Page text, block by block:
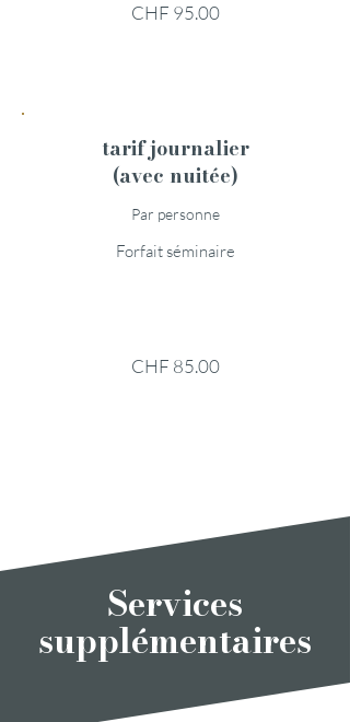
CHF 95.00
tarif journalier
(avec nuitée)
Par personne
Forfait séminaire
CHF 85.00
Services
supplémentaires